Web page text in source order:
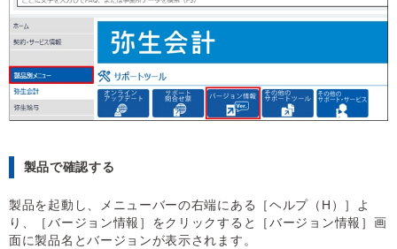
製品で確認する
製品を起動し、メニューバーの右端にある［ヘルプ（H）］よ
り、［バージョン情報］をクリックすると［バージョン情報］画
面に製品名とバージョンが表示されます。